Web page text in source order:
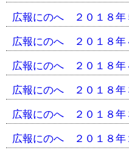
広報にのへ ２０１８年
広報にのへ ２０１８年
広報にのへ ２０１８年
広報にのへ ２０１８年
広報にのへ ２０１８年
広報にのへ ２０１８年